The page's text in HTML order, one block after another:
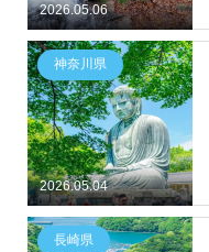
2026.05.06
2026.05.04
神奈川県
長崎県